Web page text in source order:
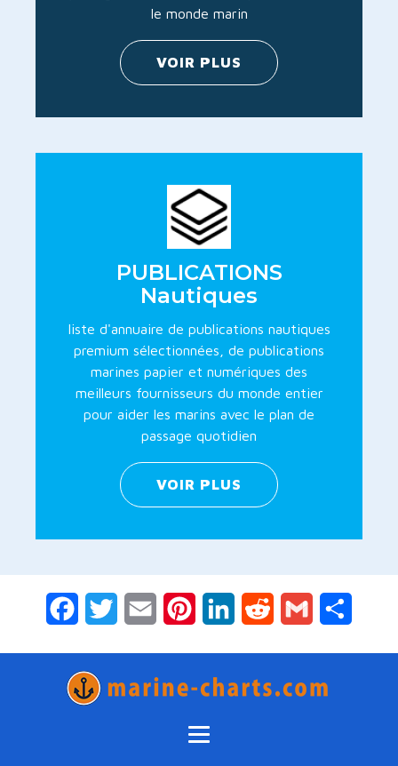
le monde marin
VOIR PLUS
PUBLICATIONS
Nautiques
liste d'annuaire de publications nautiques
premium sélectionnées, de publications
marines papier et numériques des
meilleurs fournisseurs du monde entier
pour aider les marins avec le plan de
passage quotidien
VOIR PLUS
FacebookTwitter Email PinterestLinkedIn Reddit Gmail